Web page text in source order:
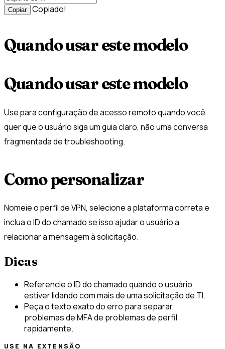
Copiar Copiado!
Quando usar este modelo
Quando usar este modelo
Use para configuração de acesso remoto quando você
quer que o usuário siga um guia claro, não uma conversa
fragmentada de troubleshooting.
Como personalizar
Nomeie o perfil de VPN, selecione a plataforma correta e
inclua o ID do chamado se isso ajudar o usuário a
relacionar a mensagem à solicitação.
Dicas
Referencie o ID do chamado quando o usuário
estiver lidando com mais de uma solicitação de TI.
Peça o texto exato do erro para separar
problemas de MFA de problemas de perfil
rapidamente.
USE NA EXTENSÃO